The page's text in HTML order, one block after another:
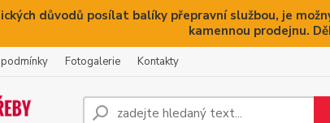
důvodů posílat balíky přepravní službou, je
kamennou prodejnu.
Fotogalerie Kontakty